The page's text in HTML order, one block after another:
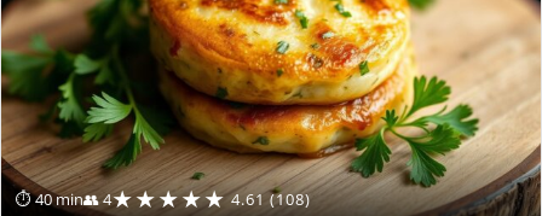
⏱ 40 min👥 4★★★★★ 4.61 (108)